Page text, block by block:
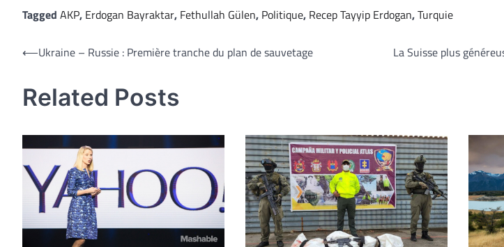
Tagged AKP, Erdogan Bayraktar, Fethullah Gülen, Politique, Recep Tayyip Erdogan,Turquie
Navigation
l’article
⟵Ukraine – Russie : Première tranche du plan de sauvetage La Suisse plus
Related Posts